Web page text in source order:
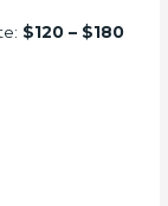
$120 – $180